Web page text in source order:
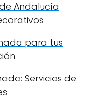
Andalucía
para tus
Servicios de